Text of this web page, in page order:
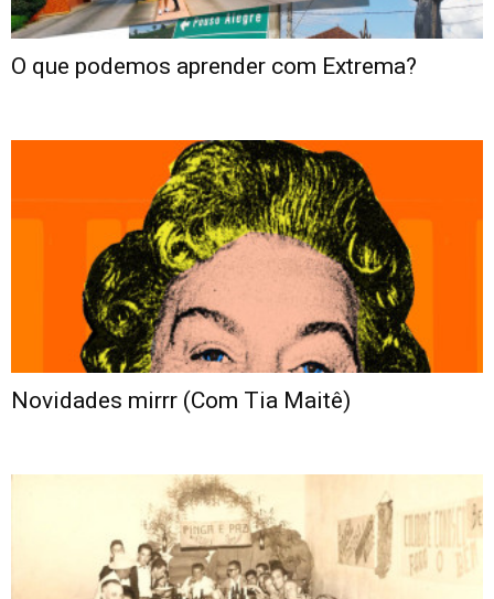
O que podemos aprender com Extrema?
Novidades mirrr (Com Tia Maitê)